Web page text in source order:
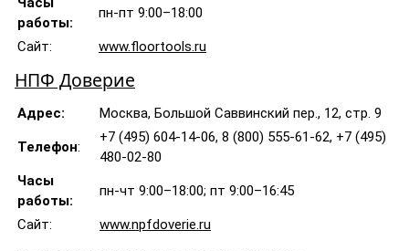
работы:
пн-пт 9:00–18:00
Сайт: www.floortools.ru
НПФ Доверие
Адрес: Москва, Большой Саввинский пер., 12, стр. 9
Телефон:
+7 (495) 604-14-06, 8 (800) 555-61-62, +7 (495)
480-02-80
Часы
работы:
пн-чт 9:00–18:00; пт 9:00–16:45
Сайт: www.npfdoverie.ru